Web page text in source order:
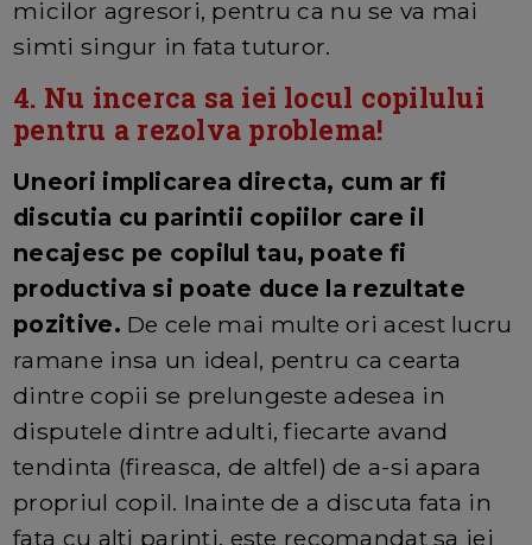
micilor agresori, pentru ca nu se va mai
simti singur in fata tuturor.
4. Nu incerca sa iei locul copilului
pentru a rezolva problema!
Uneori implicarea directa, cum ar fi
discutia cu parintii copiilor care il
necajesc pe copilul tau, poate fi
productiva si poate duce la rezultate
pozitive. De cele mai multe ori acest lucru
ramane insa un ideal, pentru ca cearta
dintre copii se prelungeste adesea in
disputele dintre adulti, fiecarte avand
tendinta (fireasca, de altfel) de a-si apara
propriul copil. Inainte de a discuta fata in
fata cu alti parinti, este recomandat sa iei